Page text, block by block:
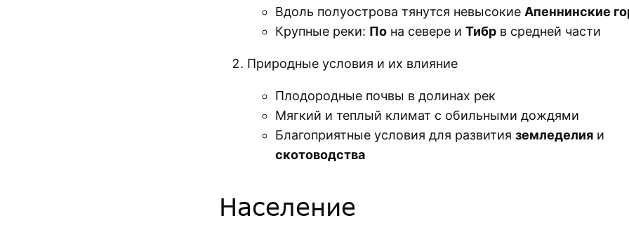
Вдоль полуострова тянутся невысокие Апеннинские
Крупные реки: По на севере и Тибр в средней части
Природные условия и их влияние
Плодородные почвы в долинах рек
Мягкий и теплый климат с обильными дождями
Благоприятные условия для развития земледелия и
скотоводства
Население